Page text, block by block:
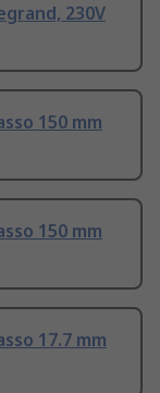
230V
150 mm
150 mm
17.7 mm